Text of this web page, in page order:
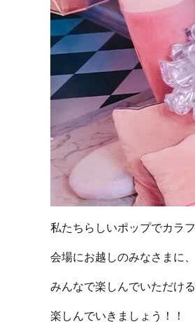
私たちらしいポップでカラ
会場にお越しのみなさまに
みんなで楽しんでいただけ
楽しんでいきましょう！！